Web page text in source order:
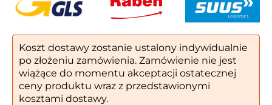
Koszt dostawy zostanie ustalony indywidualnie
po złożeniu zamówienia. Zamówienie nie jest
wiążące do momentu akceptacji ostatecznej
ceny produktu wraz z przedstawionymi
kosztami dostawy.